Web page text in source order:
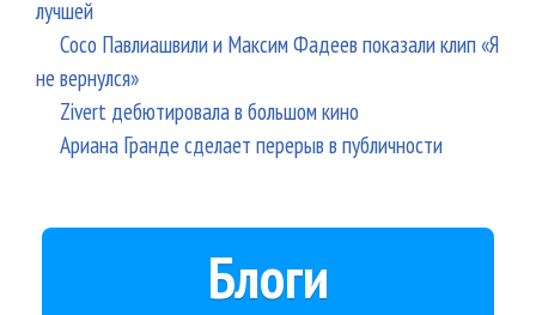
лучшей
Сосо Павлиашвили и Максим Фадеев показали клип «Я
не вернулся»
Zivert дебютировала в большом кино
Ариана Гранде сделает перерыв в публичности
Блоги